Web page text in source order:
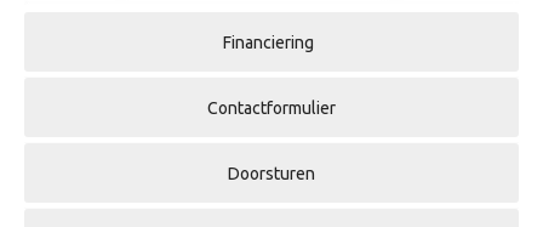
Financiering
Contactformulier
Doorsturen